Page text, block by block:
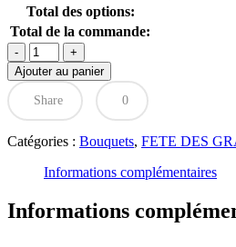
Total des options:
Total de la commande:
quantité
de
BOUQUET
MAMIE
Ajouter au panier
Share 0
Catégories : Bouquets, FETE DES
Informations complémentaires
Informations